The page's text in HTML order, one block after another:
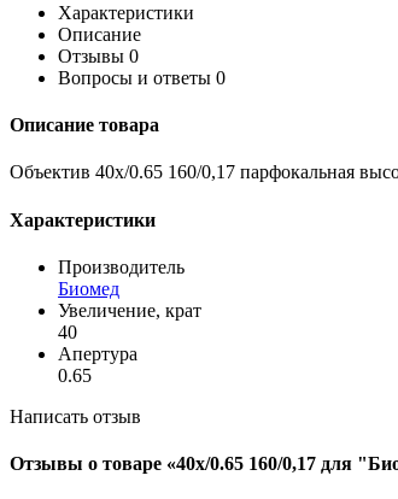
Характеристики
Описание
Отзывы 0
Вопросы и ответы 0
Описание товара
Объектив 40х/0.65 160/0,17 парфокальная
Характеристики
Производитель
Биомед
Увеличение, крат
40
Апертура
0.65
Написать отзыв
Отзывы о товаре «40х/0.65 160/0,17 для